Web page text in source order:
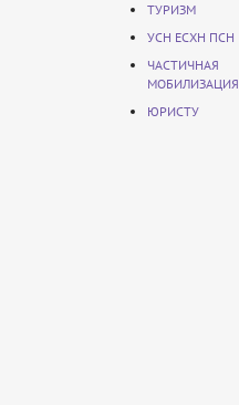
ТУРИЗМ
УСН ЕСХН ПСН
ЧАСТИЧНАЯ
МОБИЛИЗАЦИЯ
ЮРИСТУ